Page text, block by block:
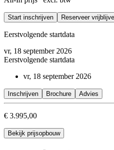
Je borgt kwaliteit proactief in
Start inschrijven Reserveer
Eerstvolgende startdata
vr, 18 september 2026
Eerstvolgende startdata
vr, 18 september 2026
Inschrijven Brochure Advies
€ 3.995,00
Bekijk prijsopbouw